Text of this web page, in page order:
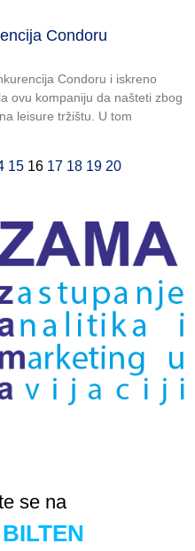
Condoru
Condoru i iskreno
ovu kompaniju da našteti zbog
leisure tržištu. U tom
15 16 17 18 19 20
se na